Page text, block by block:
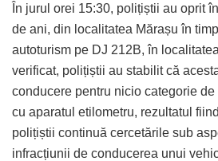
În jurul orei 15:30, polițiștii au oprit
de ani, din localitatea Mărașu în
autoturism pe DJ 212B, în
verificat, polițiștii au stabilit că
conducere pentru nicio categorie de
cu aparatul etilometru, rezultatul
polițiștii continuă cercetările sub
infracțiunii de conducerea unui